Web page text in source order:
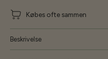
Købes ofte sammen
Beskrivelse